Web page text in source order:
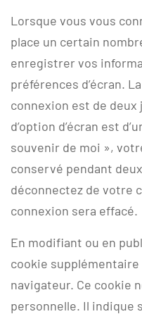
Lorsque vous vous
place un certain
enregistrer vos
préférences d’écran.
connexion est de deux
d’option d’écran est
souvenir de moi »,
conservé pendant
déconnectez de votre
connexion sera effacé.
En modifiant ou en
cookie
navigateur. Ce cookie
personnelle. Il indique